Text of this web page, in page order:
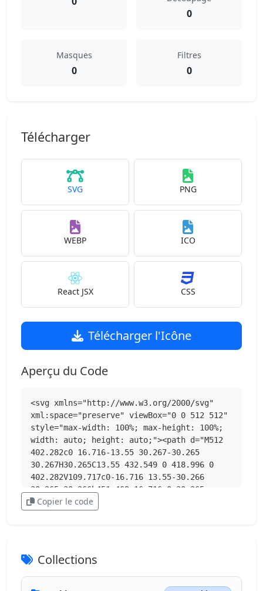
0
Masques
0
Filtres
0
Télécharger
SVG PNG
WEBP ICO
React JSX CSS
Télécharger l'Icône
Aperçu du Code
<svg xmlns="http://www.w3.org/2000/svg"
xml:space="preserve" viewBox="0 0 512 512"
style="max-width: 100%; max-height: 100%;
width: auto; height: auto;"><path d="M512
402.282c0 16.716-13.55 30.267-30.265
30.267H30.265C13.55 432.549 0 418.996 0
402.282V109.717c0-16.716 13.55-30.266
30.265-30.266h451.469c16.716 0 30.265
13.551 30.265 30.266z"
21.52C13.55 79.451 0 93.003 0
109.717v292.565c0 16.716 13.55 30.267
30.265 30.267h21.52c-16.715 0-30.268-
Copier le code
Collections